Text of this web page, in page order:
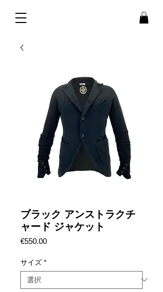
ブラック アンストラクチ
ャード ジャケット
€550.00価
サイズ *